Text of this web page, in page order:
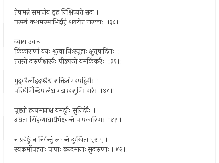
तेषामन्नं समानीय इह निक्षिप्यते सदा ।
परस्वं कथमास्माभिर्दातुं शक्येत नारकाः ॥३८॥
व्यास उवाच
किंकाराणां वचः श्रुत्वा निःस्पृहाः क्षुत्तृषार्दिताः ।
ततस्ते दारुणैश्चास्त्रैः पीड्यन्ते यमकिंकरैः ॥३९॥
मुद्‌गरैर्लोहदण्डैश्च शक्तितोमरपट्टिशैः ।
परिधैर्भिन्दिपालैश्च गदापरशुभिः शरैः ॥४०॥
पृष्ठतो हन्यमानाश्च यमदूतैः सुनिर्दयैः ।
अग्रतः सिंहव्याघ्राद्यैर्भक्ष्यन्ते पापकारिणः ॥४१॥
न प्रवेष्टुं न निर्गन्तुं लभन्ते दुःखिता भृशम् ।
स्वकर्मोपहताः पापाः क्रन्दमानाः सुदारुणाः ॥४२॥